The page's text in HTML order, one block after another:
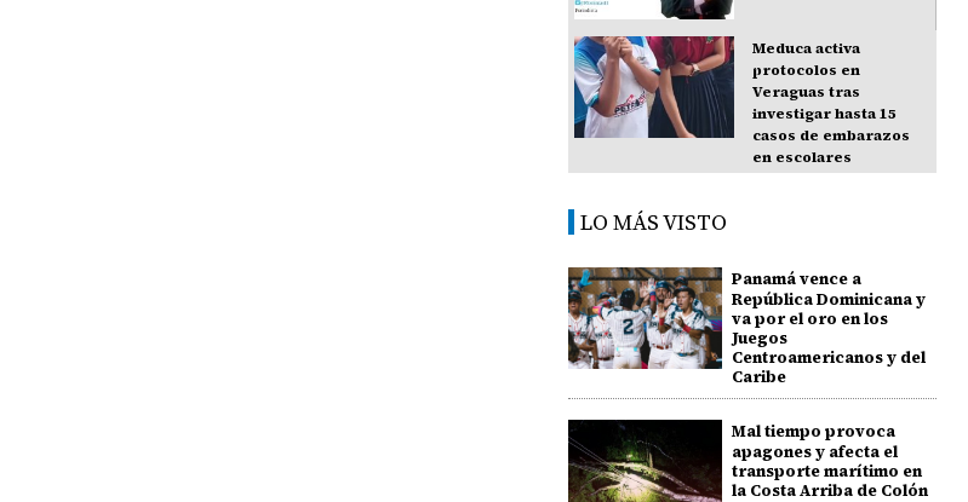
Meduca activa
protocolos en
Veraguas tras
investigar hasta 15
casos de embarazos
en escolares
LO MÁS VISTO
Panamá vence a
República Dominicana y
va por el oro en los
Juegos
Centroamericanos y del
Caribe
Mal tiempo provoca
apagones y afecta el
transporte marítimo en
la Costa Arriba de Colón